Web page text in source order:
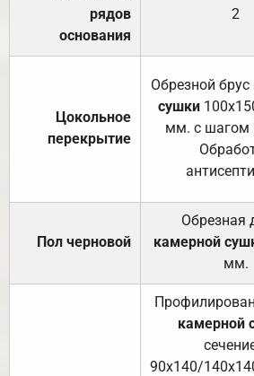
рядов
основания
2
Цокольное
перекрытие
Обрезной брус
сушки
мм. с шагом
Пол черновой
Обрезная
камерной
мм.
камерной
90х140/